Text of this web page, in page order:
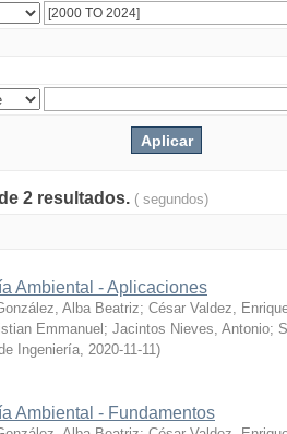
2 resultados. ( segundos)
Ambiental - Aplicaciones
Alba Beatriz; César Valdez,
Emmanuel ; Jacintos Nieves, Antonio;
Ingeniería, 2020-11-11)
Ambiental - Fundamentos